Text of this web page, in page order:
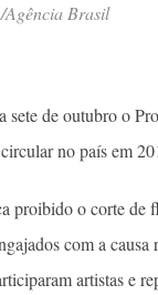
Agência Brasil
sete de outubro o
no país em
proibido o corte de
com a
artistas e